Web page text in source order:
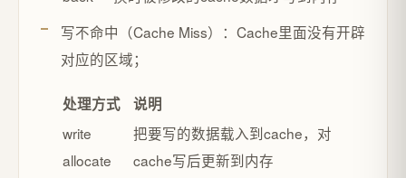
写不命中（Cache Miss）：Cache里面没有开辟
对应的区域；
处理方式
说明
write
allocate
把要写的数据载入到cache，对
cache写后更新到内存